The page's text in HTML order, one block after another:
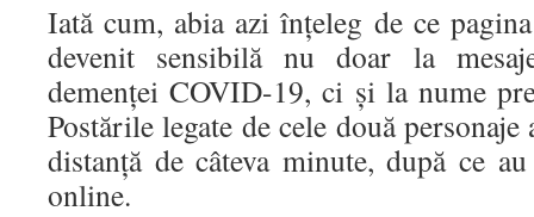
Iată cum, abia azi înțeleg de ce
devenit sensibilă nu doar la
demenței COVID-19, ci și la nume
Postările legate de cele două
distanță de câteva minute, după ce
online.